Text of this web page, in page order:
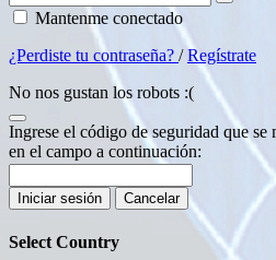
Mantenme conectado
¿Perdiste tu contraseña? /Regístrate
No nos gustan los robots :(
Ingrese el código de seguridad que se
en el campo a continuación:
Iniciar sesión Cancelar
Select Country